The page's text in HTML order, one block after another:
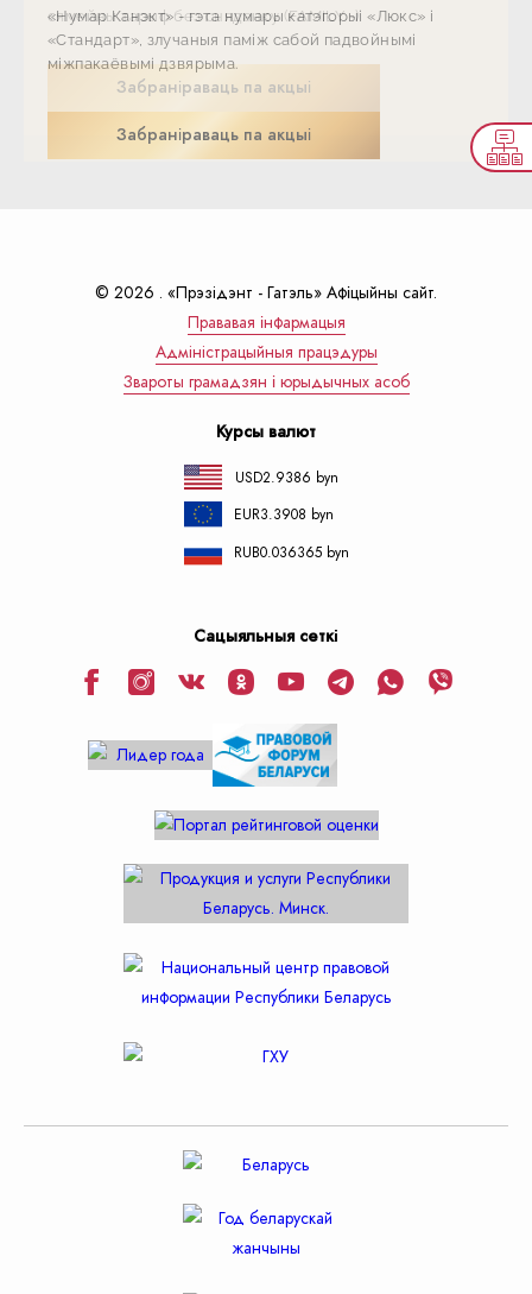
«Нумар Канэкт» - гэта нумары катэгорыі «Люкс» і
«Стандарт», злучаныя паміж сабой падвойнымі
міжпакаёвымі дзвярыма.
Забраніраваць па акцыі
сямейны тарыф без сняданку (FAMILY -)
Забраніраваць па акцыі
«Нумар Канэкт» - гэта нумары катэгорыі «Люкс» і
«Стандарт», злучаныя паміж сабой падвойнымі
міжпакаёвымі дзвярыма.
Забраніраваць па акцыі
сямейны тарыф без сняданку (FAMILY -)
Забраніраваць па акцыі
© 2026 . «Прэзiдэнт - Гатэль» Афіцыйны сайт.
Прававая інфармацыя
Адмiнiстрацыйныя працэдуры
Звароты грамадзян і юрыдычных асоб
Курсы валют
USD2.9386 byn
3.3908 byn
0.036365 byn
Сацыяльныя сеткі